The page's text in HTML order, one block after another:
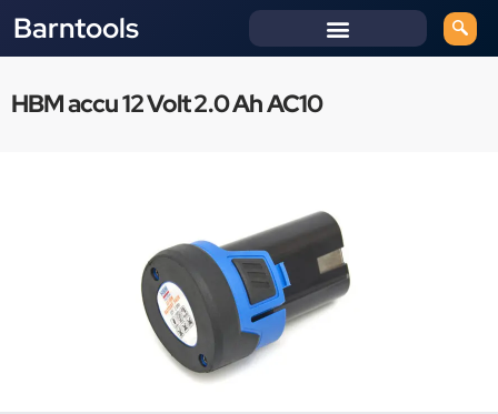
Barntools
HBM accu 12 Volt 2.0 Ah AC10